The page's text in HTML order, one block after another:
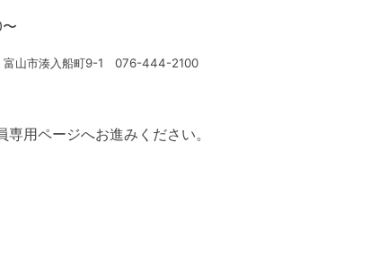
富山市湊入船町9-1 076-444-2100
用ページへお進みください。